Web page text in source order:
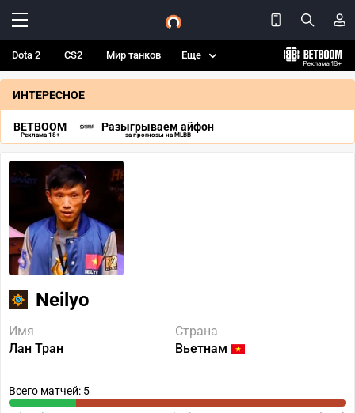
Dota 2 CS2 Мир танков Еще
ИНТЕРЕСНОЕ
BETBOOM
Реклама 18+
Разыгрываем айфон
за прогнозы на MLBB
Neilyo
Имя
Лан Тран
Страна
Вьетнам
Всего матчей: 5